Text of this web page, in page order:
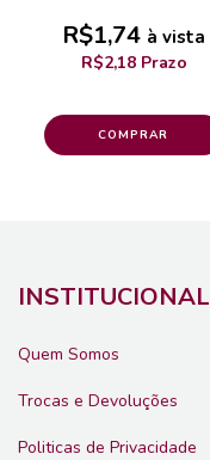
R$1,74 à vista
R$2,18 Prazo
COMPRAR
INSTITUCIONAL
Quem Somos
Trocas e Devoluções
Politicas de Privacidade